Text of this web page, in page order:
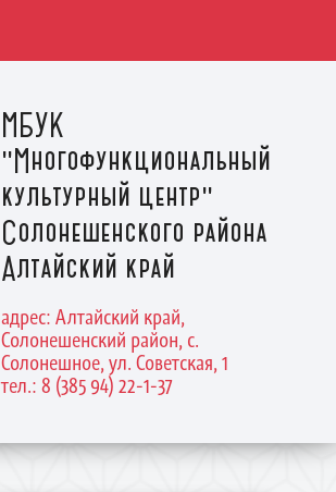
МБУК
"Многофункциональный
культурный центр"
Солонешенского района
Алтайский край
адрес: Алтайский край,
Солонешенский район, с.
Солонешное, ул. Советская, 1
тел.: 8 (385 94) 22-1-37